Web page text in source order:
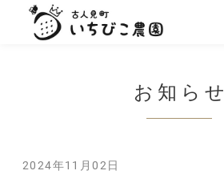
お知らせ
2024年11月02日